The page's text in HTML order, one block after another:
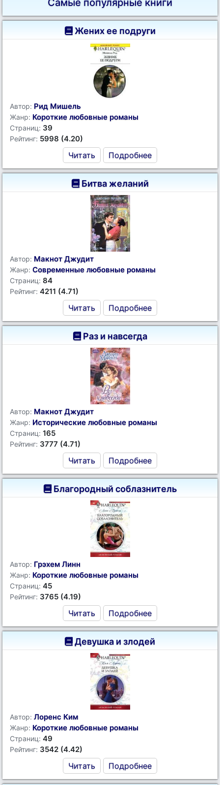
Самые популярные книги
Жених ее подруги
Автор: Рид Мишель
Жанр: Короткие любовные романы
Страниц: 39
Рейтинг: 5998 (4.20)
Читать Подробнее
Битва желаний
Автор: Макнот Джудит
Жанр: Современные любовные романы
Страниц: 84
Рейтинг: 4211 (4.71)
Читать Подробнее
Раз и навсегда
Автор: Макнот Джудит
Жанр: Исторические любовные романы
Страниц: 165
Рейтинг: 3777 (4.71)
Читать Подробнее
Благородный соблазнитель
Автор: Грэхем Линн
Жанр: Короткие любовные романы
Страниц: 45
Рейтинг: 3765 (4.19)
Читать Подробнее
Девушка и злодей
Автор: Лоренс Ким
Жанр: Короткие любовные романы
Страниц: 49
Рейтинг: 3542 (4.42)
Читать Подробнее